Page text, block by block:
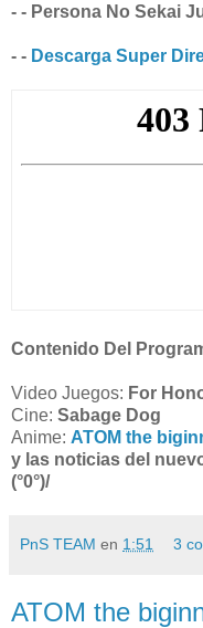
- - Persona No Sekai
- - Descarga Super
Contenido Del
Video Juegos: For
Cine: Sabage Dog
Anime: ATOM the
y las noticias del
(°0°)/
PnS TEAM en 1:51 3
ATOM the